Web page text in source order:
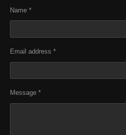
Name *
Email address *
Message *